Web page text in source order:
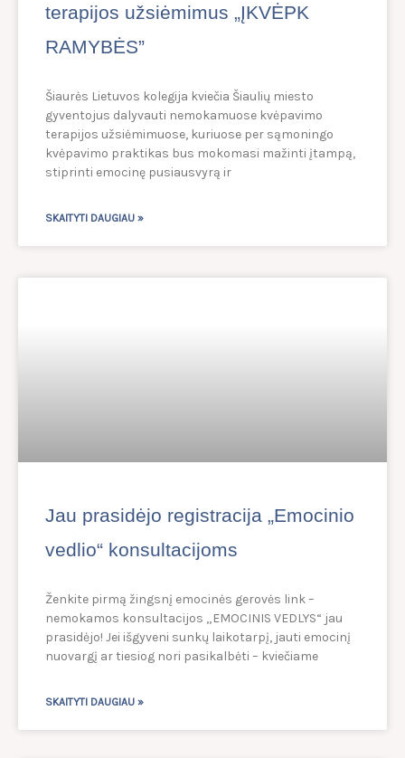
terapijos užsiėmimus „ĮKVĖPK
RAMYBĖS”
Šiaurės Lietuvos kolegija kviečia Šiaulių miesto
gyventojus dalyvauti nemokamuose kvėpavimo
terapijos užsiėmimuose, kuriuose per sąmoningo
kvėpavimo praktikas bus mokomasi mažinti įtampą,
stiprinti emocinę pusiausvyrą ir
SKAITYTI DAUGIAU »
Jau prasidėjo registracija „Emocinio
vedlio“ konsultacijoms
Ženkite pirmą žingsnį emocinės gerovės link –
nemokamos konsultacijos „EMOCINIS VEDLYS“ jau
prasidėjo! Jei išgyveni sunkų laikotarpį, jauti emocinį
nuovargį ar tiesiog nori pasikalbėti – kviečiame
SKAITYTI DAUGIAU »